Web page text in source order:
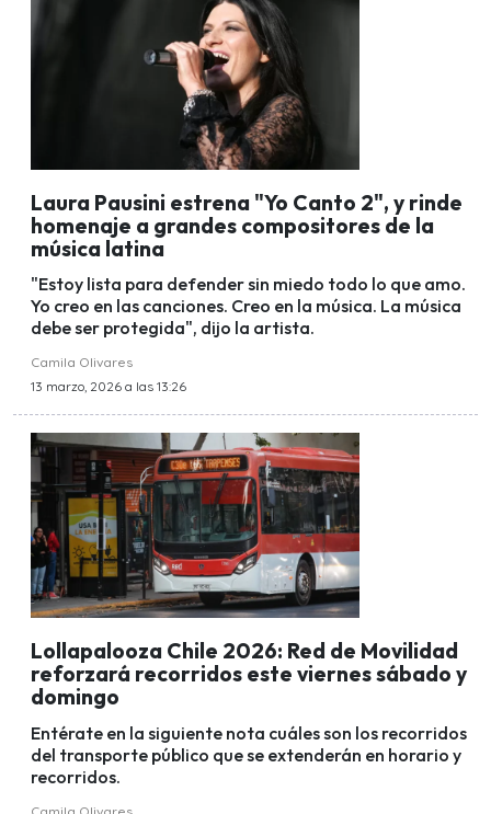
Laura Pausini estrena "Yo Canto 2", y rinde
homenaje a grandes compositores de la
música latina
"Estoy lista para defender sin miedo todo lo que amo.
Yo creo en las canciones. Creo en la música. La música
debe ser protegida", dijo la artista.
Camila Olivares
13 marzo, 2026 a las 13:26
Lollapalooza Chile 2026: Red de Movilidad
reforzará recorridos este viernes sábado y
domingo
Entérate en la siguiente nota cuáles son los recorridos
del transporte público que se extenderán en horario y
recorridos.
Camila Olivares